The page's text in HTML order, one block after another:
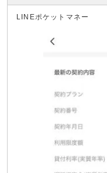
LINEポケットマネー